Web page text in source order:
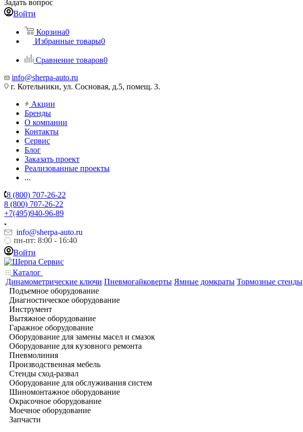
Задать вопрос
Войти
Корзина0
Избранные товары0
Сравнение товаров0
info@sherpa-auto.ru
г. Котельники, ул. Сосновая, д.5, помещ. 3.
Акции
Бренды
О компании
Контакты
Сервис
Блог
Заказать проект
Реализованные проекты
...
8 (800) 707-26-22
8 (800) 707-26-22
+7(495)940-96-89
info@sherpa-auto.ru
пн-пт: 8:00 - 16:40
Войти
Каталог
Динамометрические ключи Пневмогайковерты Ямные домкраты Тормозные стенды
Подъемное оборудование
Диагностическое оборудование
Инструмент
Вытяжное оборудование
Гаражное оборудование
Оборудование для замены масел и смазок
Оборудование для кузовного ремонта
Пневмолиния
Производственная мебель
Стенды сход-развал
Оборудование для обслуживания систем
Шиномонтажное оборудование
Окрасочное оборудование
Моечное оборудование
Запчасти